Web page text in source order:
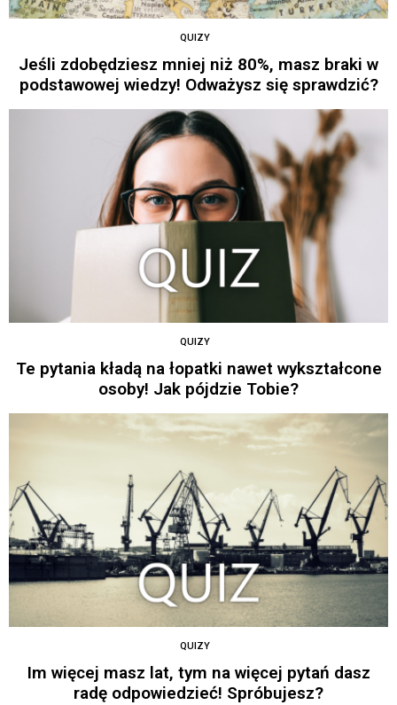
QUIZY
Jeśli zdobędziesz mniej niż 80%, masz braki w
podstawowej wiedzy! Odważysz się sprawdzić?
QUIZY
Te pytania kładą na łopatki nawet wykształcone
osoby! Jak pójdzie Tobie?
QUIZY
Im więcej masz lat, tym na więcej pytań dasz
radę odpowiedzieć! Spróbujesz?